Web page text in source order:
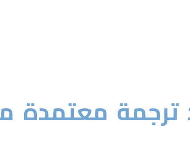
ترجمة معتمدة